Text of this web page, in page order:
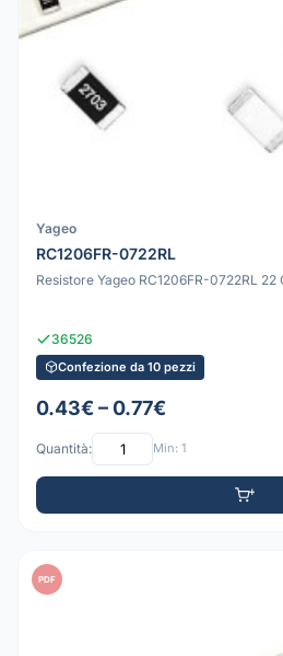
Yageo
RC1206FR-0722RL
Resistore Yageo RC1206FR-0722RL 22
36526
Confezione da 10 pezzi
0.43€ – 0.77€
Quantità: Min: 1
PDF